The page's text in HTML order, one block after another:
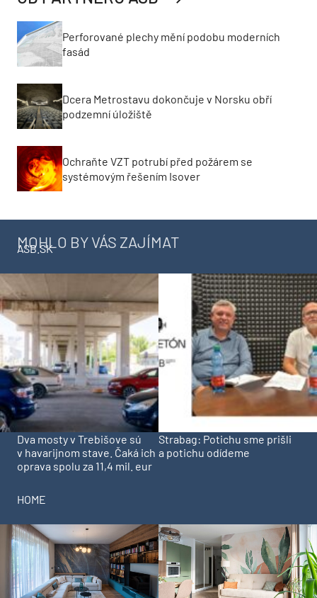
Perforované plechy mění podobu moderních
fasád
Dcera Metrostavu dokončuje v Norsku obří
podzemní úložiště
Ochraňte VZT potrubí před požárem se
systémovým řešením Isover
MOHLO BY VÁS ZAJÍMAT
ASB.SK
Dva mosty v Trebišove sú
v havarijnom stave. Čaká ich
oprava spolu za 11,4 mil. eur
Strabag: Potichu sme prišli
a potichu odídeme
HOME